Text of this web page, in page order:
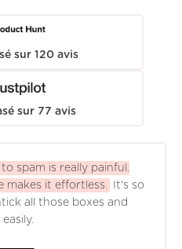
sur 120 avis
sur 77 avis
spam is really painful.
makes it effortless.
It's so
all those boxes and